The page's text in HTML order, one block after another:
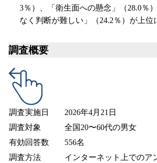
3％）、「衛生面への懸念」（28.0％
なく判断が難しい」（24.2％）が上位
調査概要
調査実施日
2026年4月21日
調査対象
全国20〜60代の男女
有効回答数
556名
調査方法
インターネット上でのア